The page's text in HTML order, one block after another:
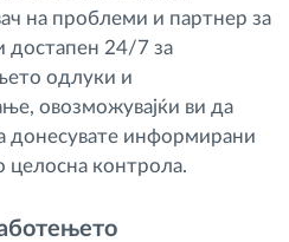
на проблеми и партнер за
достапен 24/7 за
одлуки и
овозможувајќи ви да
донесувате информирани
целосна контрола.